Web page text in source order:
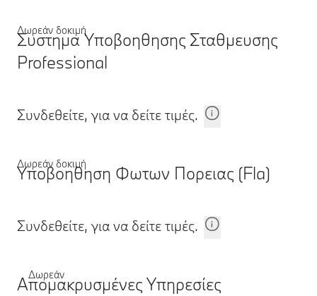
Δωρεάν δοκιμή
Συστημα Υποβοηθησης Σταθμευσης
Professional
Συνδεθείτε, για να δείτε τιμές.
Δωρεάν δοκιμή
Υποβοηθηση Φωτων Πορειας (Fla)
Συνδεθείτε, για να δείτε τιμές.
Δωρεάν
Απομακρυσμένες Υπηρεσίες